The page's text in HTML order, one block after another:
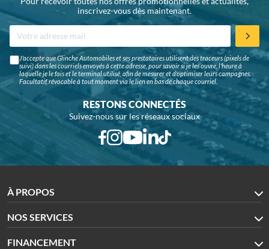
inscrivez-vous dès maintenant.
J'accepte que Glinche Automobiles et ses prestataires utilisent des traceurs (pixels de
suivi) dans les courriels envoyés à cette adresse, pour savoir si je les ouvre, l'heure à
laquelle je le fais et le terminal utilisé, afin de mesurer et d'optimiser leurs campagnes.
Facultatif, révocable à tout moment via le lien en bas de chaque courriel.
RESTONS CONNECTÉS
Suivez-nous sur les réseaux sociaux
À PROPOS
NOS SERVICES
FINANCEMENT